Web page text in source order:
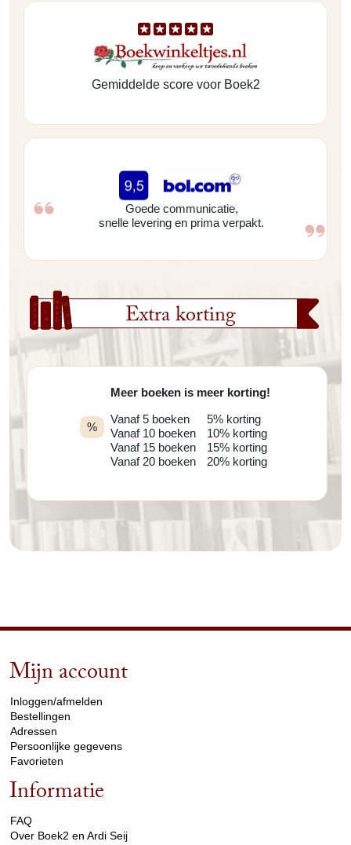
Gemiddelde score voor Boek2
Goede communicatie,
snelle levering en prima verpakt.
Extra korting
%
Meer boeken is meer korting!
Vanaf 5 boeken
Vanaf 10 boeken
Vanaf 15 boeken
Vanaf 20 boeken
5% korting
10% korting
15% korting
20% korting
Mijn account
Inloggen/afmelden
Bestellingen
Adressen
Persoonlijke gegevens
Favorieten
Informatie
FAQ
Over Boek2 en Ardi Seij